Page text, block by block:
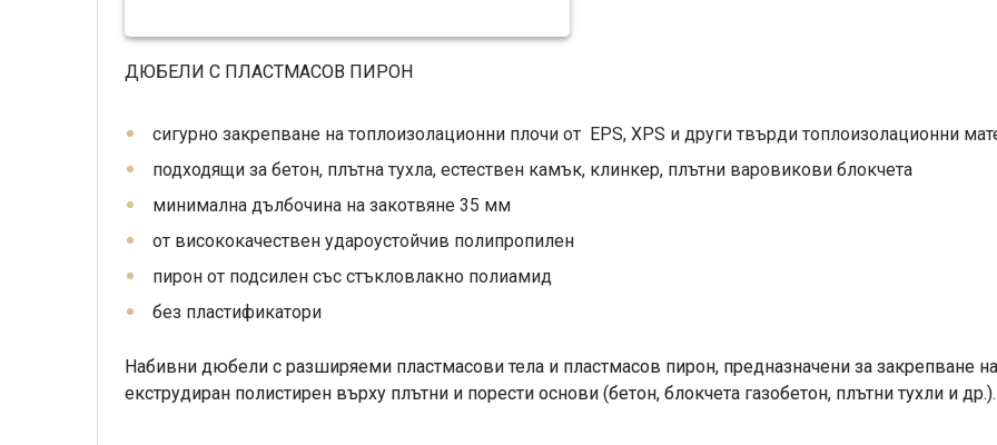
ДЮБЕЛИ С ПЛАСТМАСОВ ПИРОН
сигурно закрепване на топлоизолационни плочи от EPS, XPS и други твърди топлоизолационни
подходящи за бетон, плътна тухла, естествен камък, клинкер, плътни варовикови блокчета
минимална дълбочина на закотвяне 35 мм
от висококачествен удароустойчив полипропилен
пирон от подсилен със стъкловлакно полиамид
без пластификатори
Набивни дюбели с разширяеми пластмасови тела и пластмасов пирон, предназначени за закрепване
екструдиран полистирен върху плътни и порести основи (бетон, блокчета газобетон, плътни тухли и др.).